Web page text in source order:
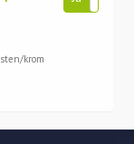
krom